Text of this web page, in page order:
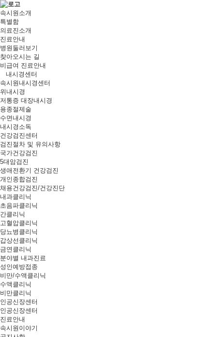
속시원소개
특별함
의료진소개
진료안내
병원둘러보기
찾아오시는 길
비급여 진료안내
내시경센터
속시원내시경센터
위내시경
저통증 대장내시경
용종절제술
수면내시경
내시경소독
건강검진센터
검진절차 및 유의사항
국가건강검진
5대암검진
생애전환기 건강검진
개인종합검진
채용건강검진/건강진단
내과클리닉
초음파클리닉
간클리닉
고혈압클리닉
당뇨병클리닉
갑상선클리닉
금연클리닉
분야별 내과진료
성인예방접종
비만/수액클리닉
수액클리닉
비만클리닉
인공신장센터
인공신장센터
진료안내
속시원이야기